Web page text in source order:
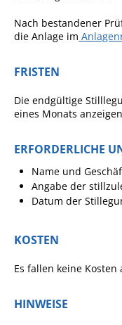
Nach bestandener
die Anlage im
FRISTEN
Die endgültige
eines Monats
ERFORDERLICHE
Name und
Angabe der
Datum der
KOSTEN
Es fallen keine Kosten
HINWEISE